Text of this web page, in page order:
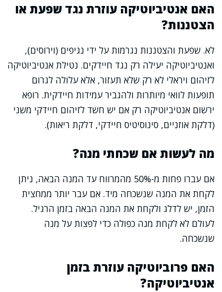
האם אנטיביוטיקה עוזרת נגד שפעת או
הצטננות?
לא. שפעת והצטננות נגרמות על ידי נגיפים (וירוסים),
ואנטיביוטיקה יעילה רק נגד חיידקים. נטילת אנטיביוטיקה
לזיהום ויראלי לא רק שלא תעזור, אלא עלולה לגרום
תופעות לוואי מיותרות ולהגביר עמידות חיידקית. רופא
ירשום אנטיביוטיקה רק אם יש חשד לזיהום חיידקי משני
(דלקת אוזניים, סינוסיטיס חיידקי, דלקת ריאות).
מה לעשות אם שכחתי מנה?
אם עברו פחות מ-50% מהמרווח עד המנה הבאה, ניתן
לקחת את המנה שנשכחה מיד. אם עבר יותר ממחצית
הזמן, יש לדלג ולקחת את המנה הבאה בזמן הרגיל.
לעולם לא לקחת מנה כפולה כדי לפצות על מנה
שנשכחה.
האם פרוביוטיקה עוזרת בזמן
אנטיביוטיקה?